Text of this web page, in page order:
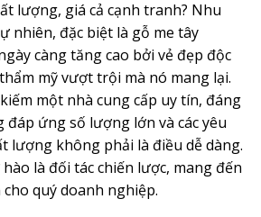
lượng, giá cả cạnh tranh? Nhu
nhiên, đặc biệt là gỗ me tây
càng tăng cao bởi vẻ đẹp độc
mỹ vượt trội mà nó mang lại.
một nhà cung cấp uy tín, đáng
đáp ứng số lượng lớn và các yêu
lượng không phải là điều dễ dàng.
là đối tác chiến lược, mang đến
quý doanh nghiệp.